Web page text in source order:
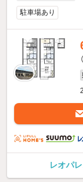
駐車場あり
レオパ